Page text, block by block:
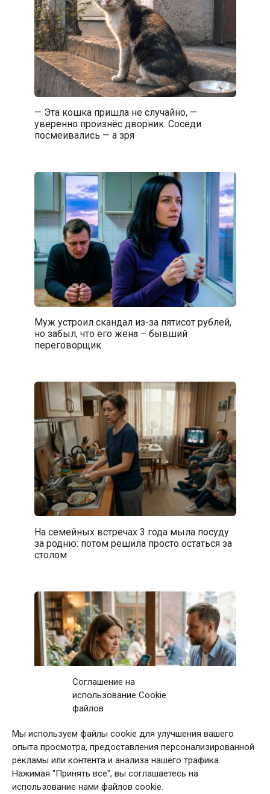
Соглашение на
использование Cookie
файлов
Мы используем файлы cookie для улучшения вашего
опыта просмотра, предоставления персонализированной
рекламы или контента и анализа нашего трафика.
Нажимая "Принять все", вы соглашаетесь на
использование нами файлов cookie.
— Эта кошка пришла не случайно, —
уверенно произнёс дворник. Соседи
посмеивались — а зря
Муж устроил скандал из-за пятисот рублей,
но забыл, что его жена – бывший
переговорщик
На семейных встречах 3 года мыла посуду
за родню: потом решила просто остаться за
столом
Первое свидание с мужчиной закончилось
после 11 звонков матери: дома я приняла
непростое решение